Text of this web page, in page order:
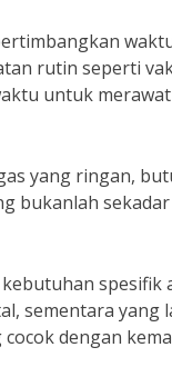
rutin seperti
untuk
yang ringan,
bukanlah
spesifik
sementara yang
dengan